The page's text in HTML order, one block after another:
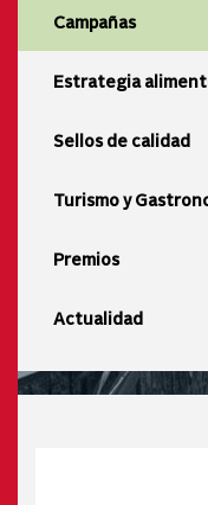
Campañas
Estrategia
Sellos de calidad
Turismo y
Premios
Actualidad